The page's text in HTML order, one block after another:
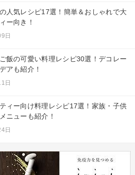
人気レシピ17選！簡単＆おしゃれで大
ー向き！
日
飯の可愛い料理レシピ30選！デコレー
アも紹介！
日
ィー向け料理レシピ17選！家族・子供
ニューも紹介！
日